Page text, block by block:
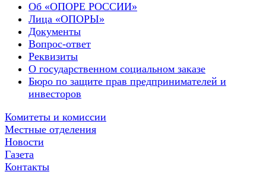
Об «ОПОРЕ РОССИИ»
Лица «ОПОРЫ»
Документы
Вопрос-ответ
Реквизиты
О государственном социальном заказе
Бюро по защите прав предпринимателей и
инвесторов
Комитеты и комиссии
Местные отделения
Новости
Газета
Контакты